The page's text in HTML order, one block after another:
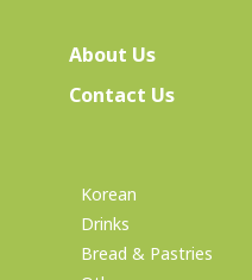
About Us(current)
Contact Us
Korean
Drinks
Bread & Pastries